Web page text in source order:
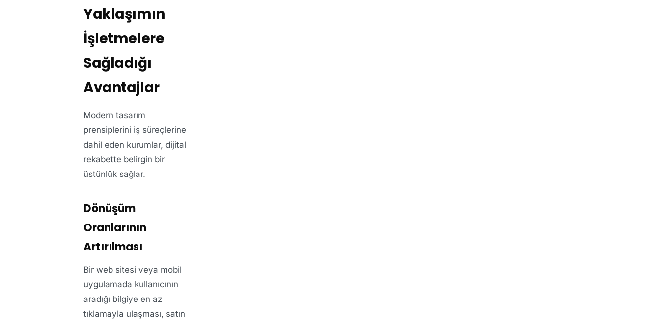
Yaklaşımın
İşletmelere
Sağladığı
Avantajlar
Modern tasarım
prensiplerini iş süreçlerine
dahil eden kurumlar, dijital
rekabette belirgin bir
üstünlük sağlar.
Dönüşüm
Oranlarının
Artırılması
Bir web sitesi veya mobil
uygulamada kullanıcının
aradığı bilgiye en az
tıklamayla ulaşması, satın